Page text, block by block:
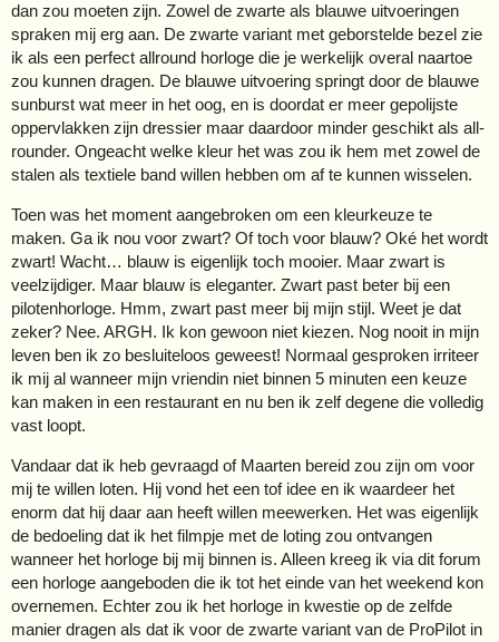
dan zou moeten zijn. Zowel de zwarte als blauwe uitvoeringen
spraken mij erg aan. De zwarte variant met geborstelde bezel zie
ik als een perfect allround horloge die je werkelijk overal naartoe
zou kunnen dragen. De blauwe uitvoering springt door de blauwe
sunburst wat meer in het oog, en is doordat er meer gepolijste
oppervlakken zijn dressier maar daardoor minder geschikt als all-
rounder. Ongeacht welke kleur het was zou ik hem met zowel de
stalen als textiele band willen hebben om af te kunnen wisselen.
Toen was het moment aangebroken om een kleurkeuze te
maken. Ga ik nou voor zwart? Of toch voor blauw? Oké het wordt
zwart! Wacht… blauw is eigenlijk toch mooier. Maar zwart is
veelzijdiger. Maar blauw is eleganter. Zwart past beter bij een
pilotenhorloge. Hmm, zwart past meer bij mijn stijl. Weet je dat
zeker? Nee. ARGH. Ik kon gewoon niet kiezen. Nog nooit in mijn
leven ben ik zo besluiteloos geweest! Normaal gesproken irriteer
ik mij al wanneer mijn vriendin niet binnen 5 minuten een keuze
kan maken in een restaurant en nu ben ik zelf degene die volledig
vast loopt.
Vandaar dat ik heb gevraagd of Maarten bereid zou zijn om voor
mij te willen loten. Hij vond het een tof idee en ik waardeer het
enorm dat hij daar aan heeft willen meewerken. Het was eigenlijk
de bedoeling dat ik het filmpje met de loting zou ontvangen
wanneer het horloge bij mij binnen is. Alleen kreeg ik via dit forum
een horloge aangeboden die ik tot het einde van het weekend kon
overnemen. Echter zou ik het horloge in kwestie op de zelfde
manier dragen als dat ik voor de zwarte variant van de ProPilot in